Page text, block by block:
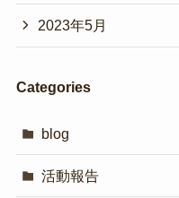
2023年5月
Categories
blog
活動報告